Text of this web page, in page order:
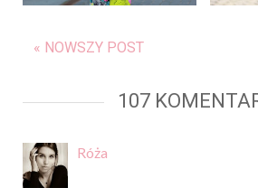
« NOWSZY POST
107
Róża